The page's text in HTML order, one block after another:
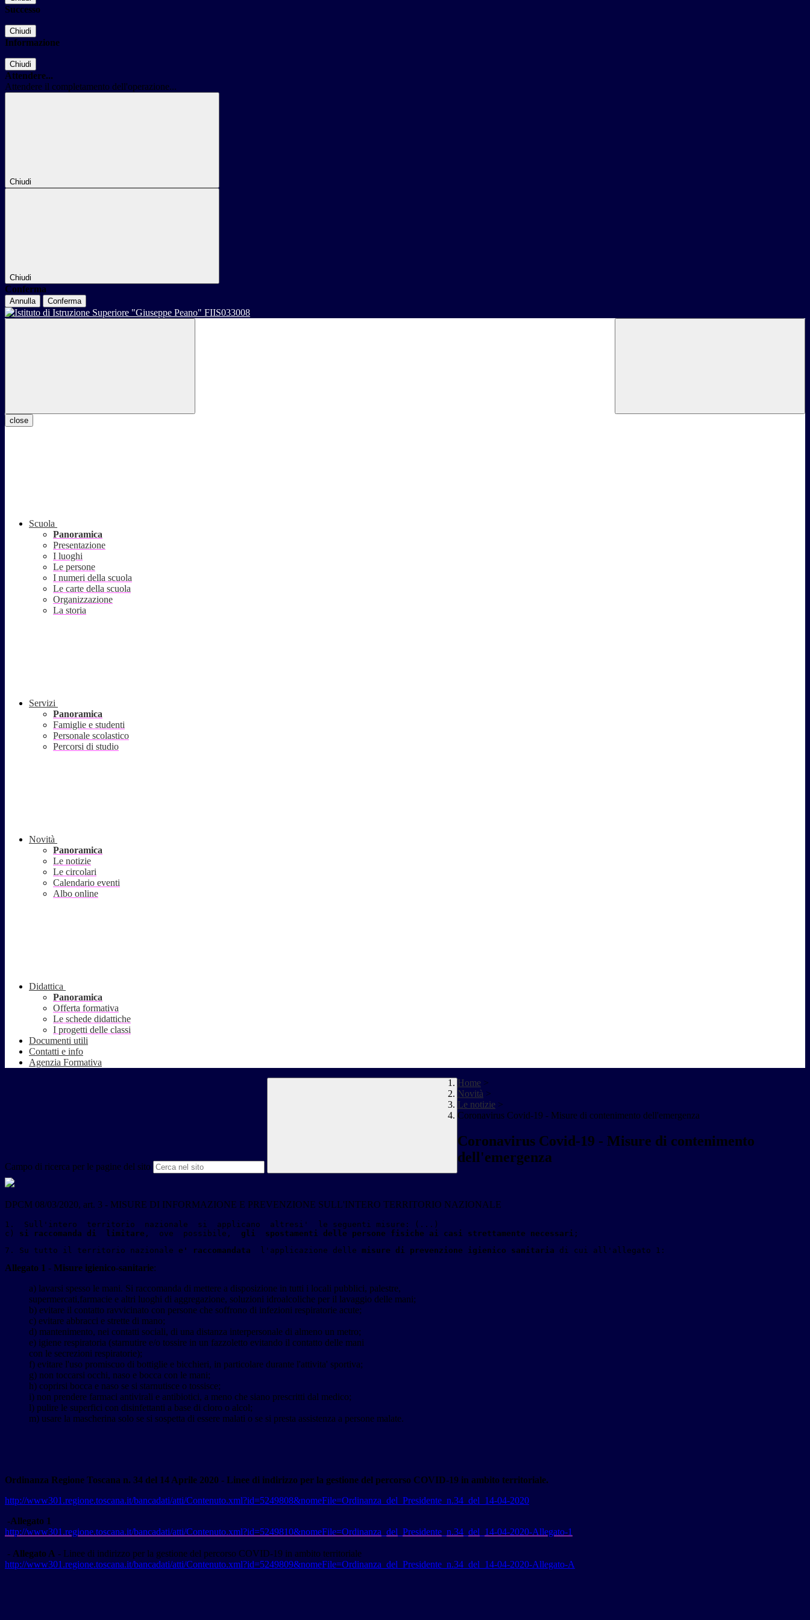
Successo
Chiudi
Informazione
Chiudi
Attendere...
Attendere il completamento dell'operazione...
Chiudi
Chiudi
Conferma
Annulla Conferma
close
Scuola
Panoramica
Presentazione
I luoghi
Le persone
I numeri della scuola
Le carte della scuola
Organizzazione
La storia
Servizi
Panoramica
Famiglie e studenti
Personale scolastico
Percorsi di studio
Novità
Panoramica
Le notizie
Le circolari
Calendario eventi
Albo online
Didattica
Panoramica
Offerta formativa
Le schede didattiche
I progetti delle classi
Documenti utili
Contatti e info
Agenzia Formativa
Campo di ricerca per le pagine del sito
Home >
Novità >
Le notizie >
Coronavirus Covid-19 - Misure di contenimento dell'emergenza
Coronavirus Covid-19 - Misure di contenimento
dell'emergenza
DPCM 08/03/2020, art. 3 - MISURE DI INFORMAZIONE E PREVENZIONE SULL'INTERO TERRITORIO NAZIONALE
1.  Sull'intero  territorio  nazionale  si  applicano  altresi'  le seguenti misure: (...)
c) si raccomanda di  limitare ,  ove  possibile, gli  spostamenti delle persone fisiche ai casi strettamente necessari ;
7. Su tutto il territorio nazionale e' raccomandata
  l'applicazione delle
misure di prevenzione igienico sanitaria di cui all'allegato 1:
Allegato 1 - Misure igienico-sanitarie:
a) lavarsi spesso le mani. Si raccomanda di mettere a disposizione in tutti i locali pubblici, palestre,
supermercati,farmacie e altri luoghi di aggregazione, soluzioni idroalcoliche per il lavaggio delle mani;
b) evitare il contatto ravvicinato con persone che soffrono di infezioni respiratorie acute;
c) evitare abbracci e strette di mano;
d) mantenimento, nei contatti sociali, di una distanza interpersonale di almeno un metro;
e) igiene respiratoria (starnutire e/o tossire in un fazzoletto evitando il contatto delle mani
con le secrezioni respiratorie);
f) evitare l'uso promiscuo di bottiglie e bicchieri, in particolare durante l'attivita' sportiva;
g) non toccarsi occhi, naso e bocca con le mani;
h) coprirsi bocca e naso se si starnutisce o tossisce;
i) non prendere farmaci antivirali e antibiotici, a meno che siano prescritti dal medico;
l) pulire le superfici con disinfettanti a base di cloro o alcol;
m) usare la mascherina solo se si sospetta di essere malati o se si presta assistenza a persone malate.
Ordinanza Regione Toscana n. 34 del 14 Aprile 2020 - Linee di indirizzo per la gestione del percorso COVID-19 in ambito territoriale.
http://www301.regione.toscana.it/bancadati/atti/Contenuto.xml?id=5249808&nomeFile=Ordinanza_del_Presidente_n.34_del_14-04-2020
-Allegato 1
http://www301.regione.toscana.it/bancadati/atti/Contenuto.xml?id=5249810&nomeFile=Ordinanza_del_Presidente_n.34_ del_14-04-2020-Allegato-1
- Allegato A - Linee di indirizzo per la gestione del percorso COVID-19 in ambito territoriale
http://www301.regione.toscana.it/bancadati/atti/Contenuto.xml?id=5249809&nomeFile=Ordinanza_del_Presidente_n.34_del_14-04-2020-Allegato-A